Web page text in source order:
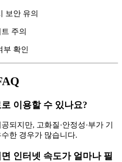
보안 유의
주의
부 확인
이용할 수 있나요?
되지만, 고화질·안정성·부가 기
한 경우가 많습니다.
인터넷 속도가 얼마나 필